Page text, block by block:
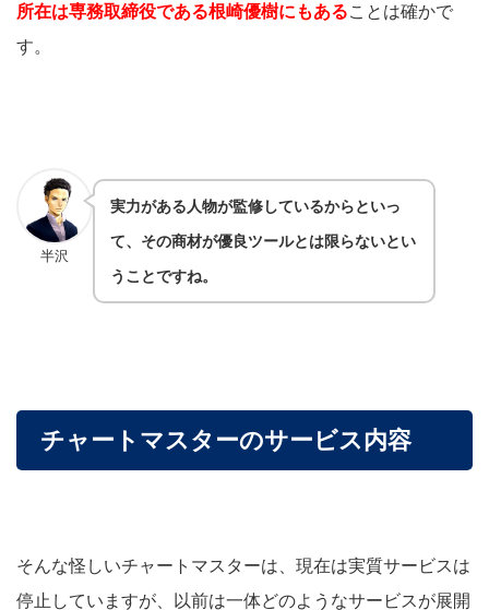
所在は専務取締役である根崎優樹にもある ことは確かで
す。
半沢
実力がある人物が監修しているからといっ
て、その商材が優良ツールとは限らないとい
うことですね。
チャートマスターのサービス内容
そんな怪しいチャートマスターは、現在は実質サービスは
停止していますが、以前は一体どのようなサービスが展開